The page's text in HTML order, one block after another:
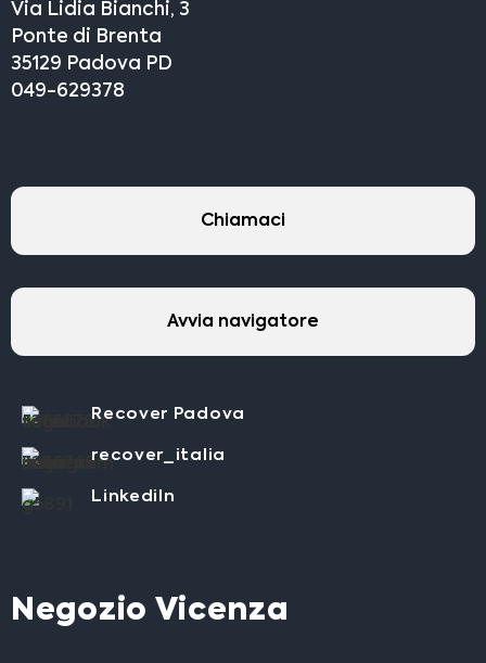
Via Lidia Bianchi, 3
Ponte di Brenta
35129 Padova PD
049-629378
Chiamaci
Avvia navigatore
Recover Padova
recover_italia
LinkediIn
Negozio Vicenza